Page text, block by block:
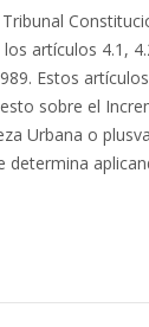
artículos 4.1,
Estos
sobre el
Urbana o
determina